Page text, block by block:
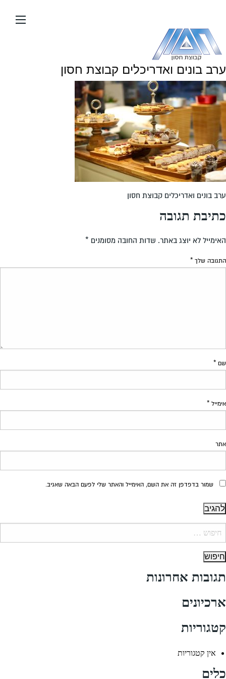
העמוד
ערב בונים ואדריכלים קבוצת חסון
ערב בונים ואדריכלים קבוצת חסון
כתיבת תגובה
האימייל לא יוצג באתר. שדות החובה מסומנים *
התגובה שלך *
שם *
אימייל *
אתר
שמור בדפדפן זה את השם, האימייל והאתר שלי לפעם הבאה שאגיב.
תגובות אחרונות
ארכיונים
קטגוריות
אין קטגוריות
כלים